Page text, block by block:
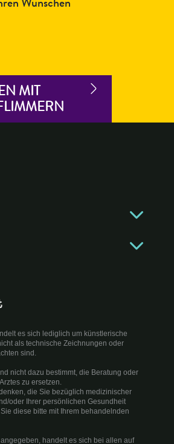
MIT
es sich lediglich um künstlerische
als technische Zeichnungen oder
sind.
nicht dazu bestimmt, die Beratung oder
zu ersetzen.
die Sie bezüglich medizinischer
oder Ihrer persönlichen Gesundheit
diese bitte mit Ihrem behandelnden
handelt es sich bei allen auf